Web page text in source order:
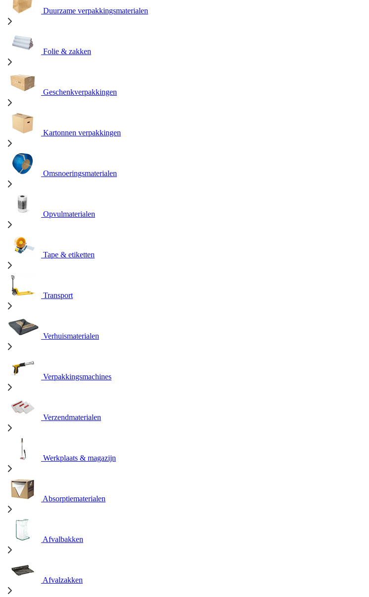
Duurzame verpakkingsmaterialen
Folie & zakken
Geschenkverpakkingen
Kartonnen verpakkingen
Omsnoeringsmaterialen
Opvulmaterialen
Tape & etiketten
Transport
Verhuismaterialen
Verpakkingsmachines
Verzendmaterialen
Werkplaats & magazijn
Absorptiematerialen
Afvalbakken
Afvalzakken